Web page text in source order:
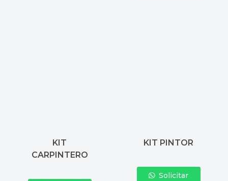
KIT
CARPINTERO
KIT PINTOR
Solicitar